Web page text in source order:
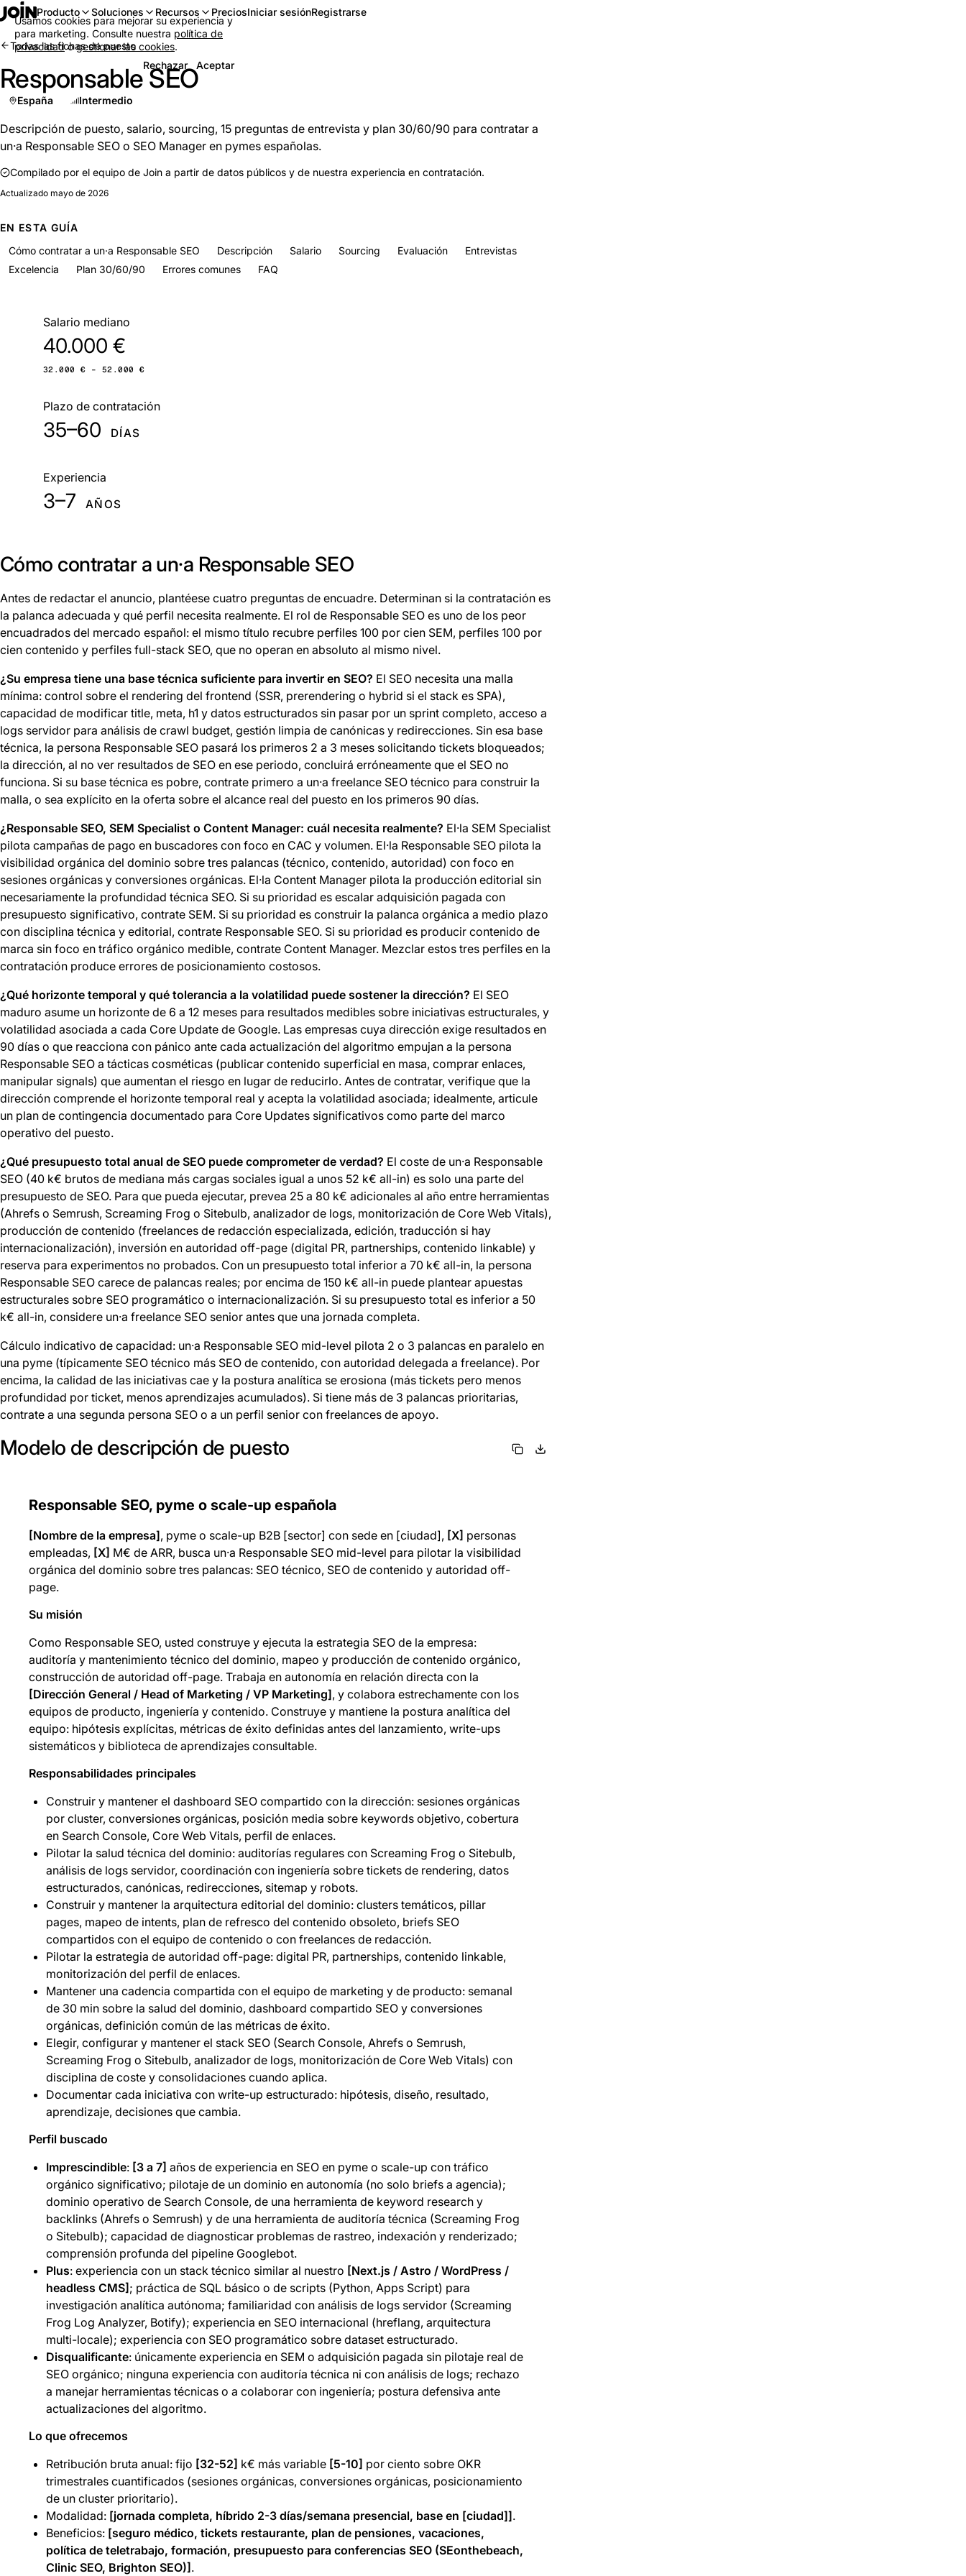
Producto Soluciones Recursos PreciosIniciar sesiónRegistrarse
Todas las fichas de puesto
Responsable SEO
España Intermedio
Descripción de puesto, salario, sourcing, 15 preguntas de entrevista y plan 30/60/90 para contratar a
un·a Responsable SEO o SEO Manager en pymes españolas.
Compilado por el equipo de Join a partir de datos públicos y de nuestra experiencia en contratación.
Actualizado mayo de 2026
EN ESTA GUÍA
Cómo contratar a un·a Responsable SEO
Descripción Salario Sourcing Evaluación
Entrevistas
Excelencia
Plan 30/60/90 Errores comunes FAQ
Salario mediano
40.000 €
32.000 € – 52.000 €
Plazo de contratación
35–60 DÍAS
Experiencia
3–7 AÑOS
Cómo contratar a un·a Responsable SEO
Antes de redactar el anuncio, plantéese cuatro preguntas de encuadre. Determinan si la contratación es
la palanca adecuada y qué perfil necesita realmente. El rol de Responsable SEO es uno de los peor
encuadrados del mercado español: el mismo título recubre perfiles 100 por cien SEM, perfiles 100 por
cien contenido y perfiles full-stack SEO, que no operan en absoluto al mismo nivel.
¿Su empresa tiene una base técnica suficiente para invertir en SEO? El SEO necesita una malla
mínima: control sobre el rendering del frontend (SSR, prerendering o hybrid si el stack es SPA),
capacidad de modificar title, meta, h1 y datos estructurados sin pasar por un sprint completo, acceso a
logs servidor para análisis de crawl budget, gestión limpia de canónicas y redirecciones. Sin esa base
técnica, la persona Responsable SEO pasará los primeros 2 a 3 meses solicitando tickets bloqueados;
la dirección, al no ver resultados de SEO en ese periodo, concluirá erróneamente que el SEO no
funciona. Si su base técnica es pobre, contrate primero a un·a freelance SEO técnico para construir la
malla, o sea explícito en la oferta sobre el alcance real del puesto en los primeros 90 días.
¿Responsable SEO, SEM Specialist o Content Manager: cuál necesita realmente? El·la SEM Specialist
pilota campañas de pago en buscadores con foco en CAC y volumen. El·la Responsable SEO pilota la
visibilidad orgánica del dominio sobre tres palancas (técnico, contenido, autoridad) con foco en
sesiones orgánicas y conversiones orgánicas. El·la Content Manager pilota la producción editorial sin
necesariamente la profundidad técnica SEO. Si su prioridad es escalar adquisición pagada con
presupuesto significativo, contrate SEM. Si su prioridad es construir la palanca orgánica a medio plazo
con disciplina técnica y editorial, contrate Responsable SEO. Si su prioridad es producir contenido de
marca sin foco en tráfico orgánico medible, contrate Content Manager. Mezclar estos tres perfiles en la
contratación produce errores de posicionamiento costosos.
¿Qué horizonte temporal y qué tolerancia a la volatilidad puede sostener la dirección? El SEO
maduro asume un horizonte de 6 a 12 meses para resultados medibles sobre iniciativas estructurales, y
volatilidad asociada a cada Core Update de Google. Las empresas cuya dirección exige resultados en
90 días o que reacciona con pánico ante cada actualización del algoritmo empujan a la persona
Responsable SEO a tácticas cosméticas (publicar contenido superficial en masa, comprar enlaces,
manipular signals) que aumentan el riesgo en lugar de reducirlo. Antes de contratar, verifique que la
dirección comprende el horizonte temporal real y acepta la volatilidad asociada; idealmente, articule
un plan de contingencia documentado para Core Updates significativos como parte del marco
operativo del puesto.
¿Qué presupuesto total anual de SEO puede comprometer de verdad? El coste de un·a Responsable
SEO (40 k€ brutos de mediana más cargas sociales igual a unos 52 k€ all-in) es solo una parte del
presupuesto de SEO. Para que pueda ejecutar, prevea 25 a 80 k€ adicionales al año entre herramientas
(Ahrefs o Semrush, Screaming Frog o Sitebulb, analizador de logs, monitorización de Core Web Vitals),
producción de contenido (freelances de redacción especializada, edición, traducción si hay
internacionalización), inversión en autoridad off-page (digital PR, partnerships, contenido linkable) y
reserva para experimentos no probados. Con un presupuesto total inferior a 70 k€ all-in, la persona
Responsable SEO carece de palancas reales; por encima de 150 k€ all-in puede plantear apuestas
estructurales sobre SEO programático o internacionalización. Si su presupuesto total es inferior a 50
k€ all-in, considere un·a freelance SEO senior antes que una jornada completa.
Cálculo indicativo de capacidad: un·a Responsable SEO mid-level pilota 2 o 3 palancas en paralelo en
una pyme (típicamente SEO técnico más SEO de contenido, con autoridad delegada a freelance). Por
encima, la calidad de las iniciativas cae y la postura analítica se erosiona (más tickets pero menos
profundidad por ticket, menos aprendizajes acumulados). Si tiene más de 3 palancas prioritarias,
contrate a una segunda persona SEO o a un perfil senior con freelances de apoyo.
Modelo de descripción de puesto
Responsable SEO, pyme o scale-up española
[Nombre de la empresa], pyme o scale-up B2B [sector] con sede en [ciudad], [X] personas
empleadas, [X] M€ de ARR, busca un·a Responsable SEO mid-level para pilotar la visibilidad
orgánica del dominio sobre tres palancas: SEO técnico, SEO de contenido y autoridad off-
page.
Su misión
Como Responsable SEO, usted construye y ejecuta la estrategia SEO de la empresa:
auditoría y mantenimiento técnico del dominio, mapeo y producción de contenido orgánico,
construcción de autoridad off-page. Trabaja en autonomía en relación directa con la
[Dirección General / Head of Marketing / VP Marketing], y colabora estrechamente con los
equipos de producto, ingeniería y contenido. Construye y mantiene la postura analítica del
equipo: hipótesis explícitas, métricas de éxito definidas antes del lanzamiento, write-ups
sistemáticos y biblioteca de aprendizajes consultable.
Responsabilidades principales
Construir y mantener el dashboard SEO compartido con la dirección: sesiones orgánicas
por cluster, conversiones orgánicas, posición media sobre keywords objetivo, cobertura
en Search Console, Core Web Vitals, perfil de enlaces.
Pilotar la salud técnica del dominio: auditorías regulares con Screaming Frog o Sitebulb,
análisis de logs servidor, coordinación con ingeniería sobre tickets de rendering, datos
estructurados, canónicas, redirecciones, sitemap y robots.
Construir y mantener la arquitectura editorial del dominio: clusters temáticos, pillar
pages, mapeo de intents, plan de refresco del contenido obsoleto, briefs SEO
compartidos con el equipo de contenido o con freelances de redacción.
Pilotar la estrategia de autoridad off-page: digital PR, partnerships, contenido linkable,
monitorización del perfil de enlaces.
Mantener una cadencia compartida con el equipo de marketing y de producto: semanal
de 30 min sobre la salud del dominio, dashboard compartido SEO y conversiones
orgánicas, definición común de las métricas de éxito.
Elegir, configurar y mantener el stack SEO (Search Console, Ahrefs o Semrush,
Screaming Frog o Sitebulb, analizador de logs, monitorización de Core Web Vitals) con
disciplina de coste y consolidaciones cuando aplica.
Documentar cada iniciativa con write-up estructurado: hipótesis, diseño, resultado,
aprendizaje, decisiones que cambia.
Perfil buscado
Imprescindible: [3 a 7] años de experiencia en SEO en pyme o scale-up con tráfico
orgánico significativo; pilotaje de un dominio en autonomía (no solo briefs a agencia);
dominio operativo de Search Console, de una herramienta de keyword research y
backlinks (Ahrefs o Semrush) y de una herramienta de auditoría técnica (Screaming Frog
o Sitebulb); capacidad de diagnosticar problemas de rastreo, indexación y renderizado;
comprensión profunda del pipeline Googlebot.
Plus: experiencia con un stack técnico similar al nuestro [Next.js / Astro / WordPress /
headless CMS]; práctica de SQL básico o de scripts (Python, Apps Script) para
investigación analítica autónoma; familiaridad con análisis de logs servidor (Screaming
Frog Log Analyzer, Botify); experiencia en SEO internacional (hreflang, arquitectura
multi-locale); experiencia con SEO programático sobre dataset estructurado.
Disqualificante: únicamente experiencia en SEM o adquisición pagada sin pilotaje real de
SEO orgánico; ninguna experiencia con auditoría técnica ni con análisis de logs; rechazo
a manejar herramientas técnicas o a colaborar con ingeniería; postura defensiva ante
actualizaciones del algoritmo.
Lo que ofrecemos
Retribución bruta anual: fijo [32-52] k€ más variable [5-10] por ciento sobre OKR
trimestrales cuantificados (sesiones orgánicas, conversiones orgánicas, posicionamiento
de un cluster prioritario).
Modalidad: [jornada completa, híbrido 2-3 días/semana presencial, base en [ciudad]].
Beneficios: [seguro médico, tickets restaurante, plan de pensiones, vacaciones,
política de teletrabajo, formación, presupuesto para conferencias SEO (SEonthebeach,
Clinic SEO, Brighton SEO)].
Usamos cookies para mejorar su experiencia y
para marketing. Consulte nuestra política de
privacidadogestionar las cookies.
Rechazar
Aceptar